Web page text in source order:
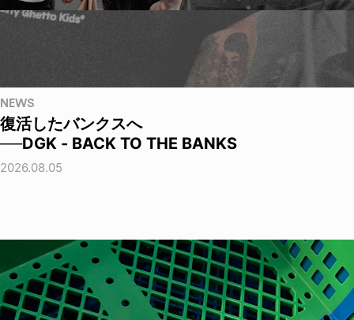
NEWS
復活したバンクスへ
──DGK - BACK TO THE BANKS
2026.08.05